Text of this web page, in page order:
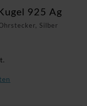
Silber
925 Ag